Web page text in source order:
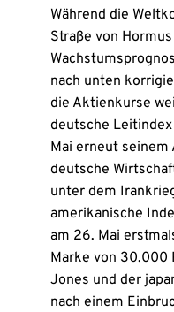
Während die
Straße von
nach unten
die Aktienkurse
deutsche
Mai erneut seinem
deutsche
unter dem
amerikanische
am 26. Mai
Marke von 30.000
Jones und der
nach einem